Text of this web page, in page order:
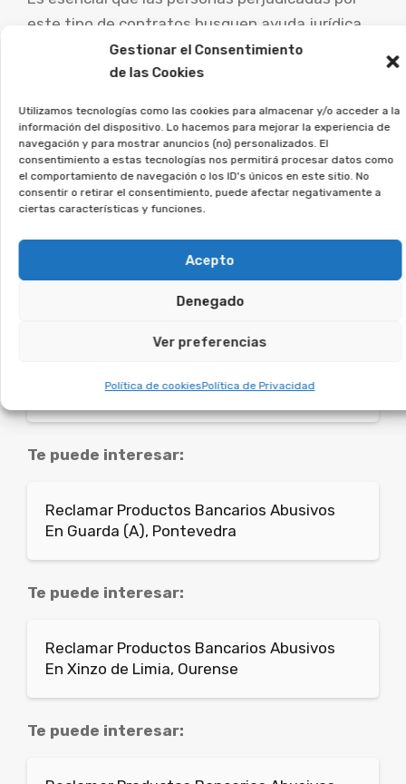
Gestionar el Consentimiento
de las Cookies
Utilizamos tecnologías como las cookies para almacenar y/o acceder a la
información del dispositivo. Lo hacemos para mejorar la experiencia de
navegación y para mostrar anuncios (no) personalizados. El
consentimiento a estas tecnologías nos permitirá procesar datos como
el comportamiento de navegación o los ID's únicos en este sitio. No
consentir o retirar el consentimiento, puede afectar negativamente a
ciertas características y funciones.
Acepto
Denegado
Ver preferencias
Política de cookiesPolítica de Privacidad
este tipo de contratos busquen ayuda jurídica
experta para analizar su caso particular y
estudiar las vías de reclamación.
La asociación Afeban
asesoramos a quienes
firmaron este tipo de contratos
a recuperar su dinero.
Si firmaste un contrato así, deja tus datos, y
veremos si puedes reclamar.
En Santa Comba, A Coruña
Te puede interesar:
Reclamar Productos Bancarios Abusivos
En Guarda (A), Pontevedra
Te puede interesar:
Reclamar Productos Bancarios Abusivos
En Xinzo de Limia, Ourense
Te puede interesar: